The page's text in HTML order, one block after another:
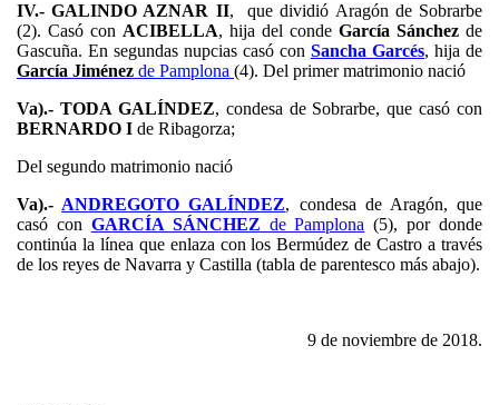
IV.- GALINDO AZNAR II, que dividió Aragón de Sobrarbe
(2). Casó con ACIBELLA, hija del conde García Sánchez de
Gascuña. En segundas nupcias casó con Sancha Garcés, hija de
García Jiménez de Pamplona (4). Del primer matrimonio nació
Va).- TODA GALÍNDEZ, condesa de Sobrarbe, que casó con
BERNARDO I de Ribagorza;
Del segundo matrimonio nació
Va).- ANDREGOTO GALÍNDEZ, condesa de Aragón, que
casó con GARCÍA SÁNCHEZ de Pamplona (5), por donde
continúa la línea que enlaza con los Bermúdez de Castro a través
de los reyes de Navarra y Castilla (tabla de parentesco más abajo).
9 de noviembre de 2018.